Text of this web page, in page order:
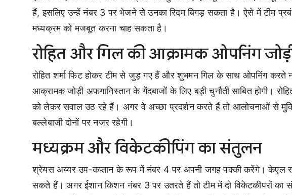
हैं, इसलिए उन्हें नंबर 3 पर भेजने से उनका रिदम बिगड़ सकता है। ऐसे में टीम
मध्यक्रम को मजबूत करना चाह सकता है।
रोहित और गिल की आक्रामक ओपनिंग
रोहित शर्मा फिट होकर टीम से जुड़ गए हैं और शुभमन गिल के साथ ओपनिंग
आक्रामक जोड़ी अफगानिस्तान के गेंदबाजों के लिए बड़ी चुनौती साबित होगी।
को लेकर सवाल उठ रहे हैं। अगर वे अच्छा प्रदर्शन करते हैं तो आलोचनाओं से
बल्लेबाजी दोनों पर नजर रहेगी।
मध्यक्रम और विकेटकीपिंग का संतुलन
श्रेयस अय्यर उप-कप्तान के रूप में नंबर 4 पर अपनी जगह पक्की करेंगे। केएल
सकते हैं। अगर ईशान किशन नंबर 3 पर उतरते हैं तो टीम में दो विकेटकीपरों का